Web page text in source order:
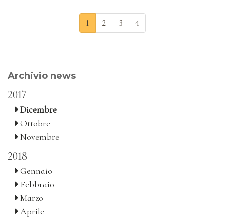
1 2 3 4
Archivio news
2017
Dicembre
Ottobre
Novembre
2018
Gennaio
Febbraio
Marzo
Aprile